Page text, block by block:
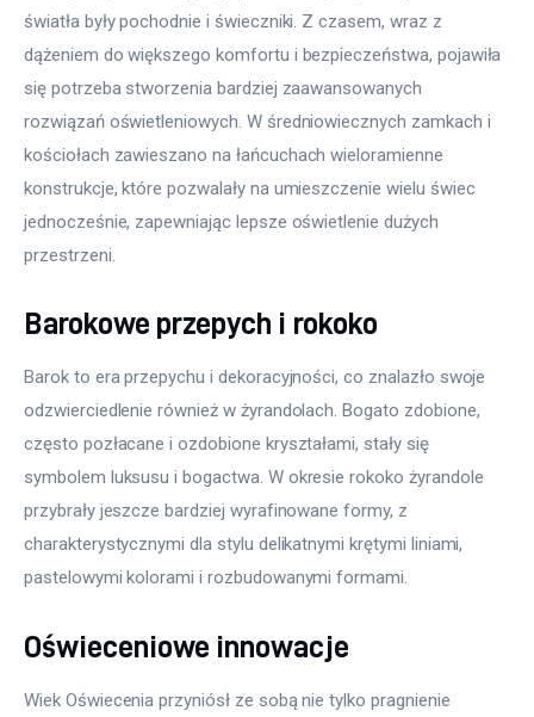
światła były pochodnie i świeczniki. Z czasem, wraz z
dążeniem do większego komfortu i bezpieczeństwa, pojawiła
się potrzeba stworzenia bardziej zaawansowanych
rozwiązań oświetleniowych. W średniowiecznych zamkach i
kościołach zawieszano na łańcuchach wieloramienne
konstrukcje, które pozwalały na umieszczenie wielu świec
jednocześnie, zapewniając lepsze oświetlenie dużych
przestrzeni.
Barokowe przepych i rokoko
Barok to era przepychu i dekoracyjności, co znalazło swoje
odzwierciedlenie również w żyrandolach. Bogato zdobione,
często pozłacane i ozdobione kryształami, stały się
symbolem luksusu i bogactwa. W okresie rokoko żyrandole
przybrały jeszcze bardziej wyrafinowane formy, z
charakterystycznymi dla stylu delikatnymi krętymi liniami,
pastelowymi kolorami i rozbudowanymi formami.
Oświeceniowe innowacje
Wiek Oświecenia przyniósł ze sobą nie tylko pragnienie